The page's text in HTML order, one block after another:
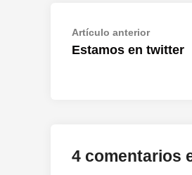
Navegación
de
Artículo anteriorArtículo
anterior:
Estamos en twitter
4 comentarios